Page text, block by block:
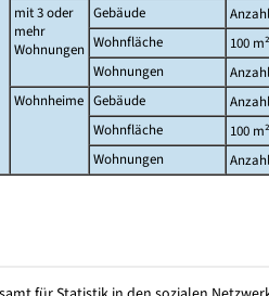
mit 3 oder
mehr
Wohnungen
Gebäude Anzahl
Wohnfläche
100 m²
Wohnungen
Anzahl
Wohnheime Gebäude Anzahl
Wohnfläche
100 m²
Wohnungen
Anzahl